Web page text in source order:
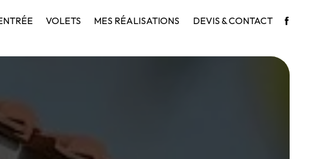
VOLETS MES RÉALISATIONS DEVIS & CONTACT